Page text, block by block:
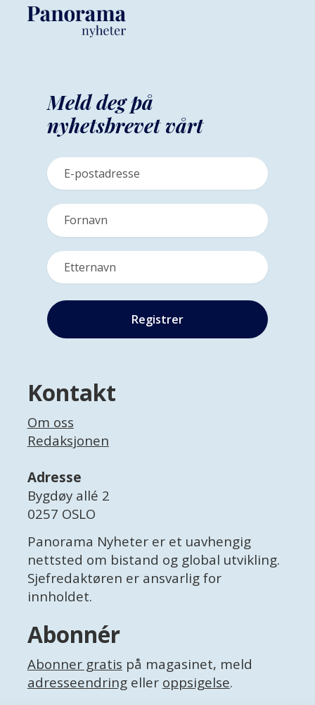
Meld deg på
nyhetsbrevet vårt
Kontakt
Om oss
Redaksjonen
Adresse
Bygdøy allé 2
0257 OSLO
Panorama Nyheter er et uavhengig
nettsted om bistand og global utvikling.
Sjefredaktøren er ansvarlig for
innholdet.
Abonnér
Abonner gratis på magasinet, meld
adresseendringeller oppsigelse.